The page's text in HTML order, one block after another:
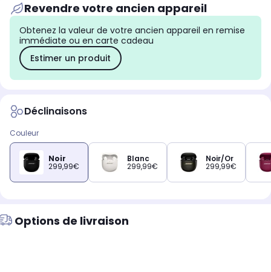
Revendre votre ancien appareil
Obtenez la valeur de votre ancien appareil en remise
immédiate ou en carte cadeau
Estimer un produit
Déclinaisons
Couleur
Noir
299,99€
Blanc
299,99€
Noir/Or
299,99€
Options de livraison